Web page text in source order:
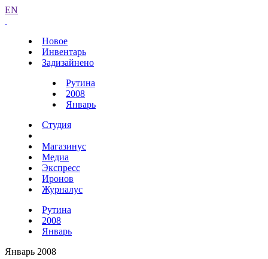
EN
Новое
Инвентарь
Задизайнено
Рутина
2008
Январь
Студия
Магазинус
Медиа
Экспресс
Иронов
Журналус
Рутина
2008
Январь
Январь 2008